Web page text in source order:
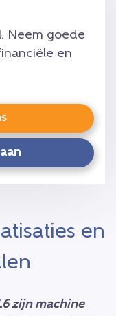
Neem goede
en
en
zijn machine